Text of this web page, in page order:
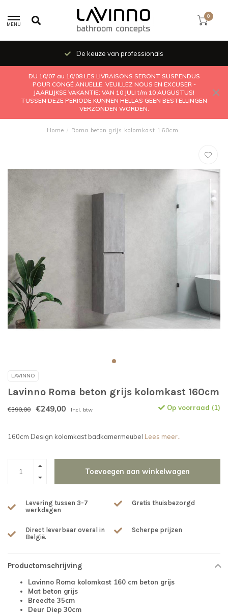
MENU
0
De keuze van professionals
DU 10/07 au 10/08 LES LIVRAISONS SERONT SUSPENDUS
POUR CONGÉ ANUELLE. VEUILLEZ NOUS EN EXCUSER -
JAARLIJKSE VAKANTIE: VAN 10 JULI t/m 10 AUGUSTUS!
TUSSEN DEZE PERIODE KUNNEN HELLAS GEEN BESTELLINGEN
VERZONDEN WORDEN.
Home / Roma beton grijs kolomkast 160cm
LAVINNO
Lavinno Roma beton grijs kolomkast 160cm
€390,00 €249,00 Incl. btw Op voorraad (1)
160cm Design kolomkast badkamermeubel Lees meer..
Toevoegen aan winkelwagen
Levering tussen 3-7
werkdagen
Gratis thuisbezorgd
Direct leverbaar overal in
België.
Scherpe prijzen
Productomschrijving
Lavinno Roma kolomkast 160 cm beton grijs
Mat beton grijs
Breedte 35cm
Deur Diep 30cm